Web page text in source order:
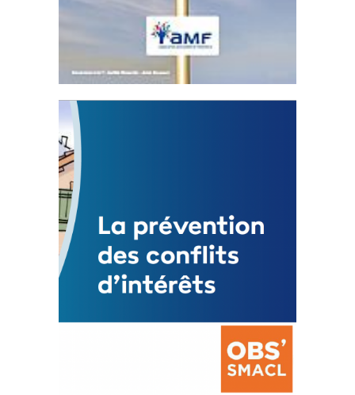
Statut de l’élu local
3 avril 2024
Mise à jour avril 2024
FEUILLETER